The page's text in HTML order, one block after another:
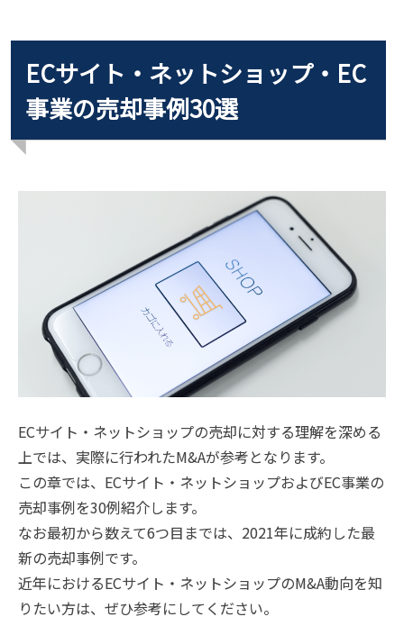
ECサイト・ネットショップ・EC
事業の売却事例30選
ECサイト・ネットショップの売却に対する理解を深める
上では、実際に行われたM&Aが参考となります。
この章では、ECサイト・ネットショップおよびEC事業の
売却事例を30例紹介します。
なお最初から数えて6つ目までは、2021年に成約した最
新の売却事例です。
近年におけるECサイト・ネットショップのM&A動向を知
りたい方は、ぜひ参考にしてください。